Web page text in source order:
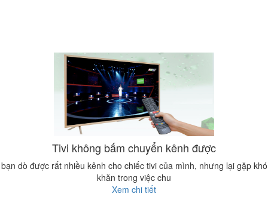
Tivi không bấm chuyển kênh được
bạn dò được rất nhiều kênh cho chiếc tivi của mình, nhưng lại gặp khó
khăn trong việc chu
Xem chi tiết